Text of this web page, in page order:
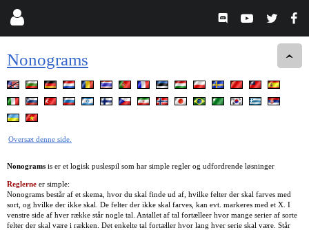
Nonograms
Oversæt denne side.
Nonograms is er et logisk puslespil som har simple regler og udfordrende løsninger
Reglerne er simple:
Nonograms består af et skema, hvor du skal finde ud af, hvilke felter der skal farves med
sort, og hvilke der ikke skal. De felter der ikke skal farves, kan evt. markeres med et X. I
venstre side af hver række står nogle tal. Antallet af tal fortælleer hvor mange serier af sorte
felter der skal være i rækken. Det enkelte tal fortæller hvor lang hver serie skal være. Står